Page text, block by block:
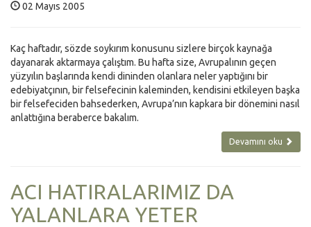
02 Mayıs 2005
Kaç haftadır, sözde soykırım konusunu sizlere birçok kaynağa
dayanarak aktarmaya çalıştım. Bu hafta size, Avrupalının geçen
yüzyılın başlarında kendi dininden olanlara neler yaptığını bir
edebiyatçının, bir felsefecinin kaleminden, kendisini etkileyen başka
bir felsefeciden bahsederken, Avrupa’nın kapkara bir dönemini nasıl
anlattığına beraberce bakalım.
Devamını oku
ACI HATIRALARIMIZ DA
YALANLARA YETER